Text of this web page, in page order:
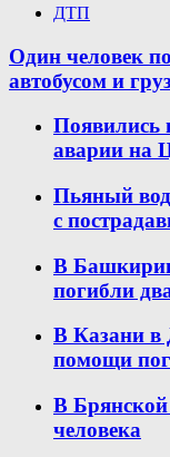
ДТП
Один человек
автобусом и
Появились
аварии на
Пьяный
с
В
погибли
В Казани в
помощи
В
человека